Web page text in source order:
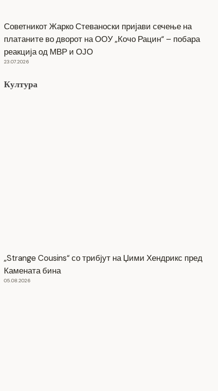
Советникот Жарко Стеваноски пријави сечење на
платаните во дворот на ООУ „Кочо Рацин“ – побара
реакција од МВР и ОЈО
23.07.2026
Култура
„Strange Cousins“ со трибјут на Џими Хендрикс пред
Камената бина
05.08.2026